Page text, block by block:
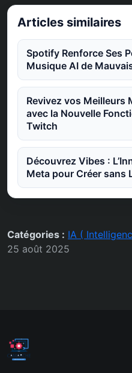
Articles similaires
Spotify Renforce Ses
Musique AI de
Revivez vos Meilleurs
avec la Nouvelle
Twitch
Découvrez Vibes :
Meta pour Créer sans
Catégories : IA (
25 août 2025